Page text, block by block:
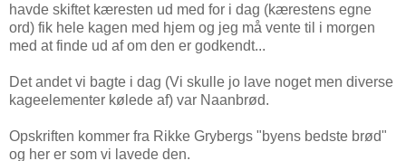
havde skiftet kæresten ud med for i dag (kærestens egne
ord) fik hele kagen med hjem og jeg må vente til i morgen
med at finde ud af om den er godkendt...
Det andet vi bagte i dag (Vi skulle jo lave noget men diverse
kageelementer kølede af) var Naanbrød.
Opskriften kommer fra Rikke Grybergs "byens bedste brød"
og her er som vi lavede den.